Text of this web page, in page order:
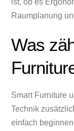
ist, ob es
Raumplanung
Was
Smart Furniture
Technik
einfach